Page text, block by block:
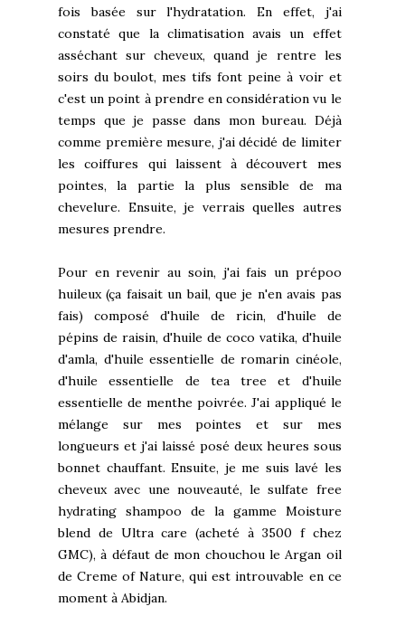
fois basée sur l'hydratation. En effet, j'ai
constaté que la climatisation avais un effet
asséchant sur cheveux, quand je rentre les
soirs du boulot, mes tifs font peine à voir et
c'est un point à prendre en considération vu le
temps que je passe dans mon bureau. Déjà
comme première mesure, j'ai décidé de limiter
les coiffures qui laissent à découvert mes
pointes, la partie la plus sensible de ma
chevelure. Ensuite, je verrais quelles autres
mesures prendre.
Pour en revenir au soin, j'ai fais un prépoo
huileux (ça faisait un bail, que je n'en avais pas
fais) composé d'huile de ricin, d'huile de
pépins de raisin, d'huile de coco vatika, d'huile
d'amla, d'huile essentielle de romarin cinéole,
d'huile essentielle de tea tree et d'huile
essentielle de menthe poivrée. J'ai appliqué le
mélange sur mes pointes et sur mes
longueurs et j'ai laissé posé deux heures sous
bonnet chauffant. Ensuite, je me suis lavé les
cheveux avec une nouveauté, le sulfate free
hydrating shampoo de la gamme Moisture
blend de Ultra care (acheté à 3500 f chez
GMC), à défaut de mon chouchou le Argan oil
de Creme of Nature, qui est introuvable en ce
moment à Abidjan.